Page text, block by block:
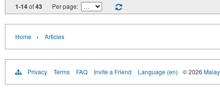
1-14of43 Per page:
Home › Articles
Privacy Terms FAQ Invite a Friend Language (en) © 2026